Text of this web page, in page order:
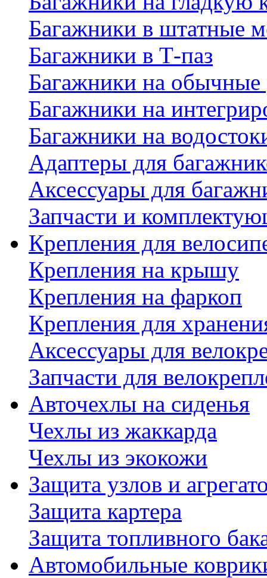
Багажники в штатные
Багажники в Т-паз
Багажники на обычные
Багажники на
Багажники на
Адаптеры для
Аксессуары для
Запчасти и
Крепления для
Крепления на крышу
Крепления на фаркоп
Крепления для
Аксессуары для
Запчасти для
Авточехлы на сиденья
Чехлы из жаккарда
Чехлы из экокожи
Защита узлов и
Защита картера
Защита топливного
Автомобильные